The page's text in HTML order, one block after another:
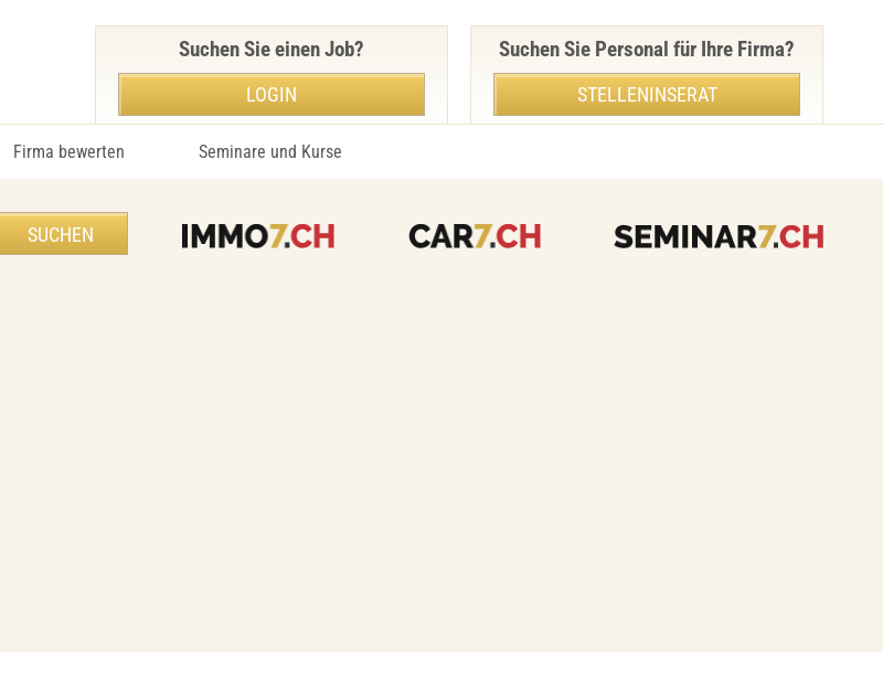
Firma bewerten Seminare und Kurse
Suchen Sie einen Job?
LOGIN
Suchen Sie Personal für Ihre Firma?
STELLENINSERAT